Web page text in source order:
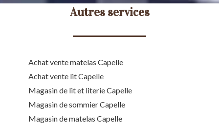
Autres services
Achat vente matelas Capelle
Achat vente lit Capelle
Magasin de lit et literie Capelle
Magasin de sommier Capelle
Magasin de matelas Capelle